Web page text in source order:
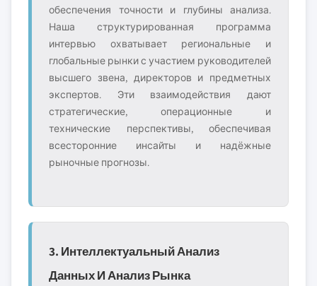
обеспечения точности и глубины анализа.
Наша структурированная программа
интервью охватывает региональные и
глобальные рынки с участием руководителей
высшего звена, директоров и предметных
экспертов. Эти взаимодействия дают
стратегические, операционные и
технические перспективы, обеспечивая
всесторонние инсайты и надёжные
рыночные прогнозы.
3. Интеллектуальный Анализ
Данных И Анализ Рынка